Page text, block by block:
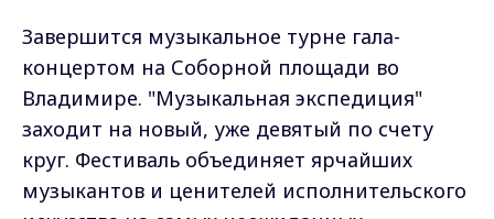
Завершится музыкальное турне гала-
концертом на Соборной площади во
Владимире. "Музыкальная экспедиция"
заходит на новый, уже девятый по счету
круг. Фестиваль объединяет ярчайших
музыкантов и ценителей исполнительского